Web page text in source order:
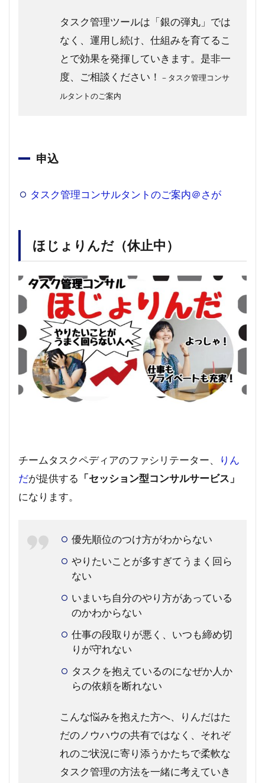
タスク管理ツールは「銀の弾丸」では
なく、運用し続け、仕組みを育てるこ
とで効果を発揮していきます。是非一
度、ご相談ください！
－タスク管理コンサ
ルタントのご案内
申込
タスク管理コンサルタントのご案内＠さが
ほじょりんだ（休止中）
チームタスクペディアのファシリテーター、
りん
だが提供する 「セッション型コンサルサービス」
になります。
優先順位のつけ方がわからない
やりたいことが多すぎてうまく回ら
ない
いまいち自分のやり方があっている
のかわからない
仕事の段取りが悪く、いつも締め切
りが守れない
タスクを抱えているのになぜか人か
らの依頼を断れない
こんな悩みを抱えた方へ、りんだはた
だのノウハウの共有ではなく、それぞ
れのご状況に寄り添うかたちで柔軟な
タスク管理の方法を一緒に考えていき